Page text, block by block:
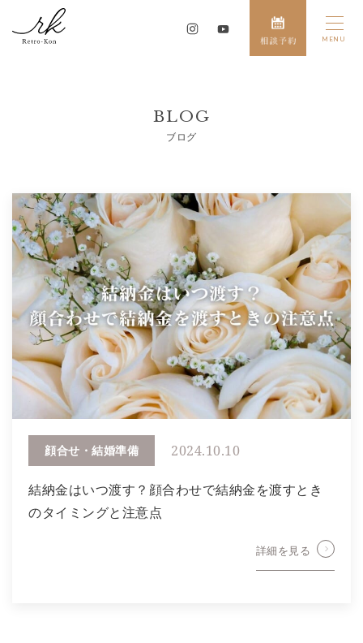
BLOG
ブログ
顔合せ・結婚準備 2024.10.10
結納金はいつ渡す？顔合わせで結納金を渡すとき
のタイミングと注意点
詳細を見る